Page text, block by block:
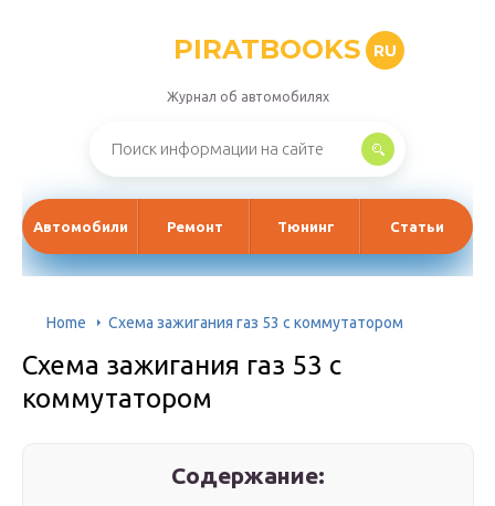
PIRATBOOKS RU
Журнал об автомобилях
Автомобили Ремонт Тюнинг Статьи
Home Схема зажигания газ 53 с коммутатором
Схема зажигания газ 53 с
коммутатором
Содержание: